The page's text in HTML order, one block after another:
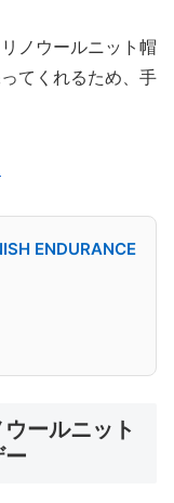
ノウールニット帽
てくれるため、手
ENDURANCE
ールニット
ー